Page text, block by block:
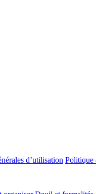
d’utilisation Politique